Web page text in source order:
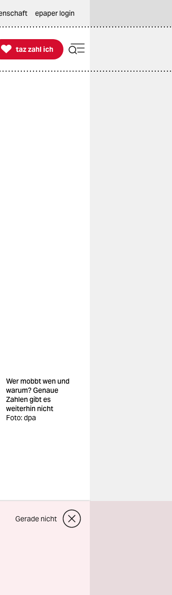
epaper login

taz zahl ich
taz zahl ich
Wer mobbt wen und
warum? Genaue
Zahlen gibt es
weiterhin nicht
Foto: dpa
Gerade nicht